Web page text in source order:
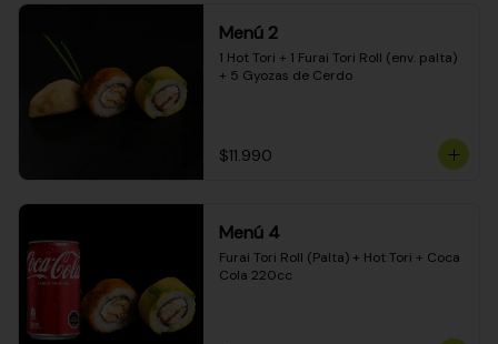
Menú 2
1 Hot Tori + 1 Furai Tori Roll (env. palta)
+ 5 Gyozas de Cerdo
$11.990
Menú 4
Furai Tori Roll (Palta) + Hot Tori + Coca
Cola 220cc